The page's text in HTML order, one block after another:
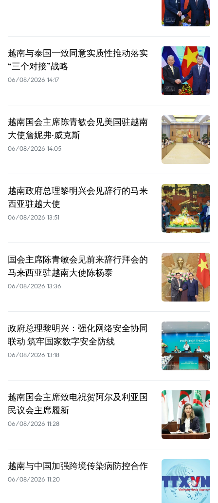
越南与泰国一致同意实质性推动落实
“三个对接”战略
06/08/2026 14:17
越南国会主席陈青敏会见美国驻越南
大使詹妮弗·威克斯
06/08/2026 14:05
越南政府总理黎明兴会见辞行的马来
西亚驻越大使
06/08/2026 13:51
国会主席陈青敏会见前来辞行拜会的
马来西亚驻越南大使陈杨泰
06/08/2026 13:36
政府总理黎明兴：强化网络安全协同
联动 筑牢国家数字安全防线
06/08/2026 13:18
越南国会主席致电祝贺阿尔及利亚国
民议会主席履新
06/08/2026 11:28
越南与中国加强跨境传染病防控合作
06/08/2026 11:20